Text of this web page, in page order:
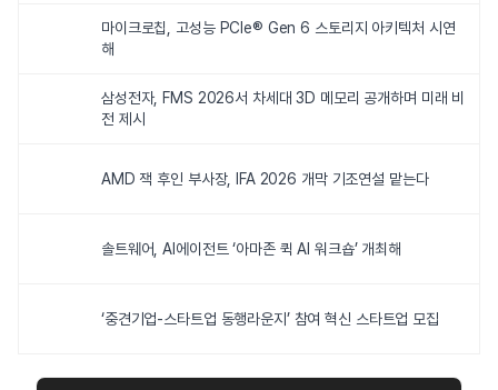
마이크로칩, 고성능 PCIe® Gen 6 스토리지 아키텍처 시연
해
삼성전자, FMS 2026서 차세대 3D 메모리 공개하며 미래 비
전 제시
AMD 잭 후인 부사장, IFA 2026 개막 기조연설 맡는다
솔트웨어, AI에이전트 ‘아마존 퀵 AI 워크숍’ 개최해
‘중견기업-스타트업 동행라운지’ 참여 혁신 스타트업 모집